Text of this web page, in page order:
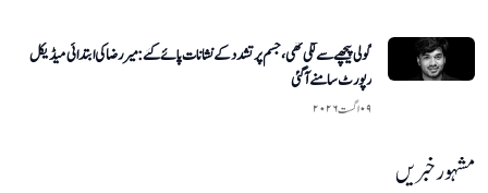
گولی پیچھے سے لگی تھی، جسم پر تشدد کے نشانات پائے گئے: میر رضا کی ابتدائی میڈیکل
رپورٹ سامنے آگئی
۰۹ اگست ۲۰۲۶
مشہور خبریں